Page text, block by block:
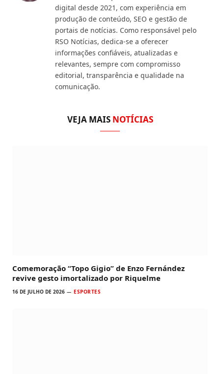
digital desde 2021, com experiência em
produção de conteúdo, SEO e gestão de
portais de notícias. Como responsável pelo
RSO Notícias, dedica-se a oferecer
informações confiáveis, atualizadas e
relevantes, sempre com compromisso
editorial, transparência e qualidade na
comunicação.
VEJA MAIS NOTÍCIAS
Comemoração “Topo Gigio” de Enzo Fernández
revive gesto imortalizado por Riquelme
16 DE JULHO DE 2026 ESPORTES